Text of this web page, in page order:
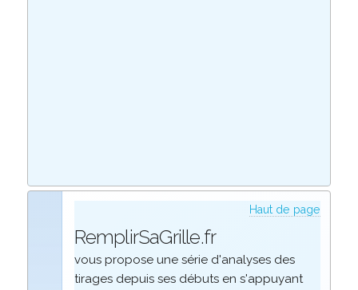
Haut de page
RemplirSaGrille.fr
vous propose une série d'analyses des
tirages depuis ses débuts en s'appuyant